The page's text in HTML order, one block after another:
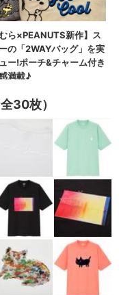
30枚）